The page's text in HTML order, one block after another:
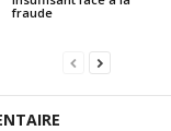
fraude